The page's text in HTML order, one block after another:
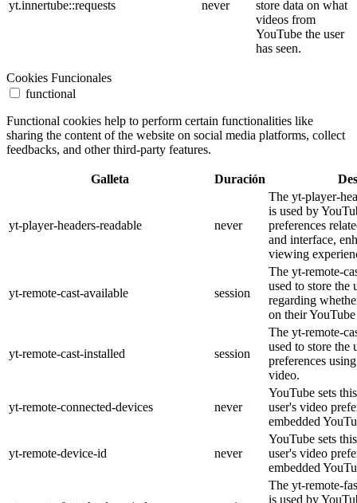
yt.innertube::requests never
store data on what
videos from
YouTube the user
has seen.
Cookies Funcionales
functional
Functional cookies help to perform certain functionalities like
sharing the content of the website on social media platforms, collect
feedbacks, and other third-party features.
Galleta Duración
yt-player-headers-readable never
The yt-player-
is used by
preferences
and interface,
viewing
yt-remote-cast-available session
The yt-remote-
used to store the
regarding
on their
yt-remote-cast-installed session
The yt-remote-
used to store the
preferences
video.
yt-remote-connected-devices never
YouTube sets
user's video
embedded
yt-remote-device-id never
YouTube sets
user's video
embedded
The yt-remote-
is used by